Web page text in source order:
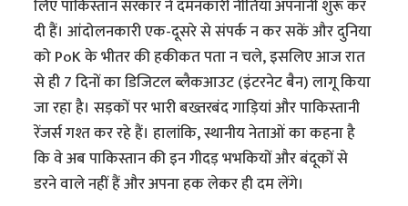
लिए पाकिस्तान सरकार ने दमनकारी नीतियां अपनानी शुरू कर
दी हैं। आंदोलनकारी एक-दूसरे से संपर्क न कर सकें और दुनिया
को PoK के भीतर की हकीकत पता न चले, इसलिए आज रात
से ही 7 दिनों का डिजिटल ब्लैकआउट (इंटरनेट बैन) लागू किया
जा रहा है। सड़कों पर भारी बख्तरबंद गाड़ियां और पाकिस्तानी
रेंजर्स गश्त कर रहे हैं। हालांकि, स्थानीय नेताओं का कहना है
कि वे अब पाकिस्तान की इन गीदड़ भभकियों और बंदूकों से
डरने वाले नहीं हैं और अपना हक लेकर ही दम लेंगे।